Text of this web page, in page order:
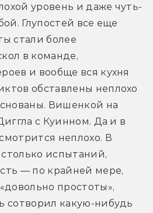
уровень и даже чуть-
Глупостей все еще
стали более
в команде,
и вообще вся кухня
обставлены неплохо
Вишенкой на
с Куинном. Да и в
неплохо. В
испытаний,
— по крайней мере,
простоты»,
сотворил какую-нибудь